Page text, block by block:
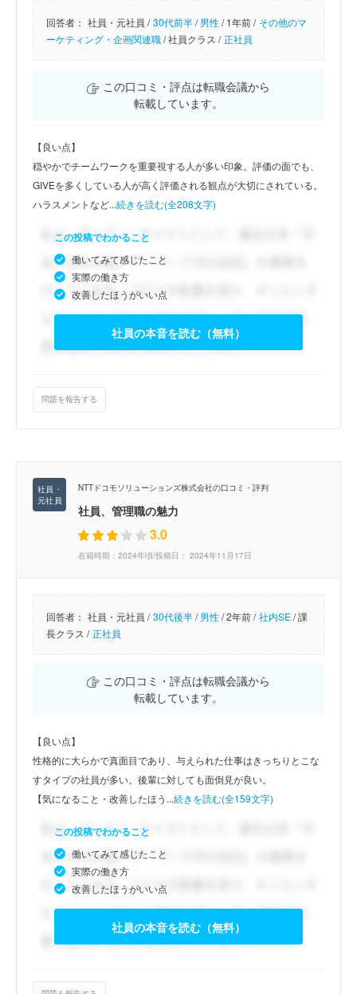
回答者： 社員・元社員 / 30代前半/男性/1年前 / その他のマ
ーケティング・企画関連職/社員クラス / 正社員
この口コミ・評点は転職会議から
転載しています。
【良い点】
穏やかでチームワークを重要視する人が多い印象。評価の面でも、
GIVEを多くしている人が高く評価される観点が大切にされている。
ハラスメントなど...続きを読む(全208文字)
この投稿でわかること
働いてみて感じたこと
実際の働き方
改善したほうがいい点
社員の本音を読む（無料）
問題を報告する
NTTドコモソリューションズ株式会社の口コミ・評判
社員、管理職の魅力
3.0
在籍時期：2024年頃/投稿日： 2024年11月17日
回答者： 社員・元社員 / 30代後半/男性/2年前 / 社内SE/課
長クラス / 正社員
この口コミ・評点は転職会議から
転載しています。
【良い点】
性格的に大らかで真面目であり、与えられた仕事はきっちりとこな
すタイプの社員が多い。後輩に対しても面倒見が良い。
【気になること・改善したほう...続きを読む(全159文字)
この投稿でわかること
働いてみて感じたこと
実際の働き方
改善したほうがいい点
社員の本音を読む（無料）